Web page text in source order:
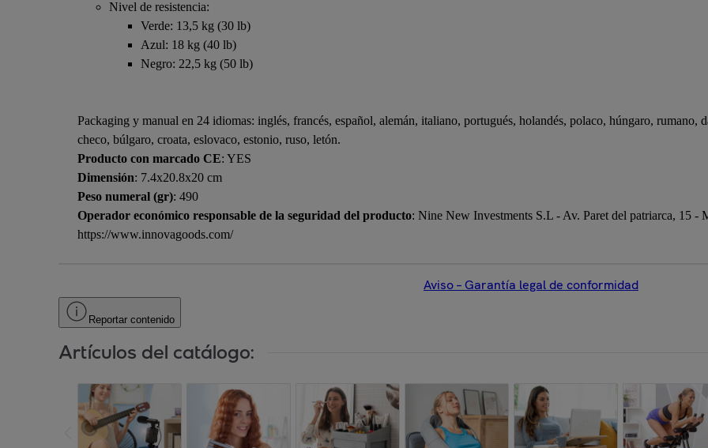
Nivel de resistencia:
Verde: 13,5 kg (30 lb)
Azul: 18 kg (40 lb)
Negro: 22,5 kg (50 lb)
Packaging y manual en 24 idiomas: inglés, francés, español, alemán, italiano, portugués, holandés, polaco, húngaro, rumano,
checo, búlgaro, croata, eslovaco, estonio, ruso, letón.
Producto con marcado CE: YES
Dimensión: 7.4x20.8x20 cm
Peso numeral (gr): 490
Operador económico responsable de la seguridad del producto: Nine New Investments S.L - Av. Paret del patriarca, 15 -
https://www.innovagoods.com/
Aviso – Garantía legal de conformidad
Reportar contenido
Artículos del catálogo: